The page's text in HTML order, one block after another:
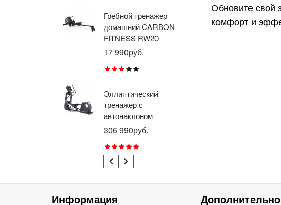
Гребной тренажер
домашний CARBON
FITNESS RW20
17 990руб.
Эллиптический
тренажер с
автонаклоном
профессиональный
BRONZE GYM
E1000M PRO
TURBO (new)
306 990руб.
тренажер
Обновите свой
комфорт и
Информация Дополнительно